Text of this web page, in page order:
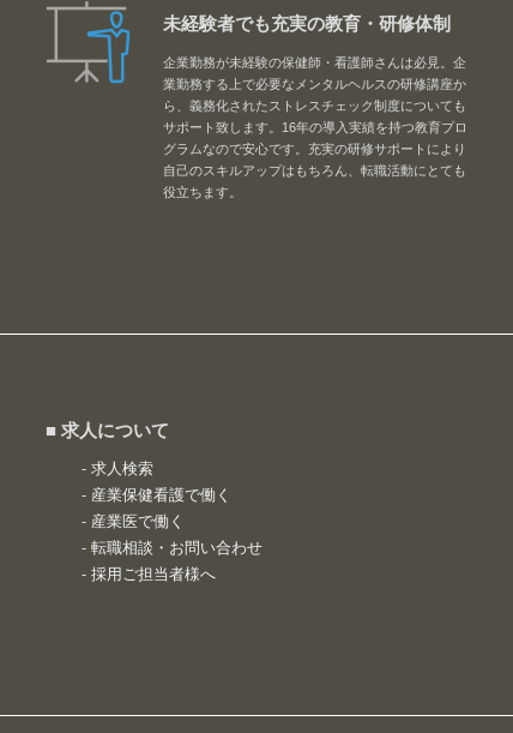
未経験者でも充実の教育・研修体制
企業勤務が未経験の保健師・看護師さんは必見。企
業勤務する上で必要なメンタルヘルスの研修講座か
ら、義務化されたストレスチェック制度についても
サポート致します。16年の導入実績を持つ教育プロ
グラムなので安心です。充実の研修サポートにより
自己のスキルアップはもちろん、転職活動にとても
役立ちます。
■ 求人について
- 求人検索
- 産業保健看護で働く
- 産業医で働く
- 転職相談・お問い合わせ
- 採用ご担当者様へ